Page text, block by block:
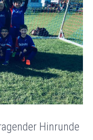
Hinrunde